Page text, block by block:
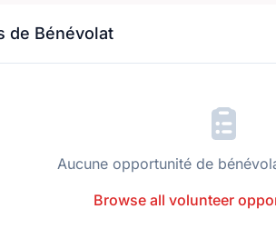
de Bénévolat
Aucune opportunité de
Browse all volunteer